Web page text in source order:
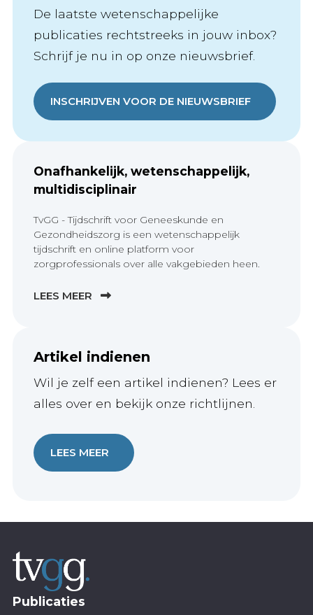
De laatste wetenschappelijke
publicaties rechtstreeks in jouw inbox?
Schrijf je nu in op onze nieuwsbrief.
INSCHRIJVEN VOOR DE NIEUWSBRIEF
Onafhankelijk, wetenschappelijk,
multidisciplinair
TvGG - Tijdschrift voor Geneeskunde en
Gezondheidszorg is een wetenschappelijk
tijdschrift en online platform voor
zorgprofessionals over alle vakgebieden heen.
LEES MEER
Artikel indienen
Wil je zelf een artikel indienen? Lees er
alles over en bekijk onze richtlijnen.
LEES MEER
Publicaties